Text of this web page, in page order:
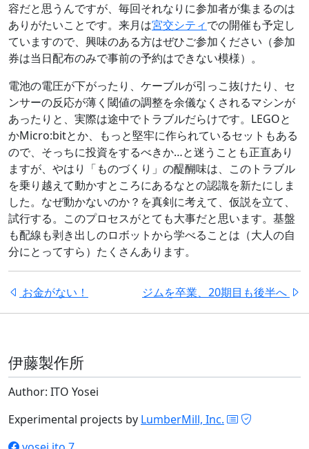
容だと思うんですが、毎回それなりに参加者が集まるのは
ありがたいことです。来月は宮交シティでの開催も予定し
ていますので、興味のある方はぜひご参加ください（参加
券は当日配布のみで事前の予約はできない模様）。
電池の電圧が下がったり、ケーブルが引っこ抜けたり、セ
ンサーの反応が薄く閾値の調整を余儀なくされるマシンが
あったりと、実際は途中でトラブルだらけです。LEGOと
かMicro:bitとか、もっと堅牢に作られているセットもある
ので、そっちに投資をするべきか…と迷うことも正直あり
ますが、やはり「ものづくり」の醍醐味は、このトラブル
を乗り越えて動かすところにあるなとの認識を新たにしま
した。なぜ動かないのか？を真剣に考えて、仮説を立て、
試行する。このプロセスがとても大事だと思います。基盤
も配線も剥き出しのロボットから学べることは（大人の自
分にとってすら）たくさんあります。
お金がない！ ジムを卒業、20期目も後半へ
伊藤製作所
Author: ITO Yosei
Experimental projects by LumberMill, Inc.